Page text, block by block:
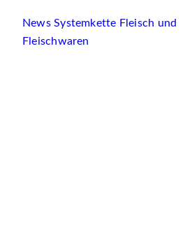
News Systemkette Fleisch und
Fleischwaren